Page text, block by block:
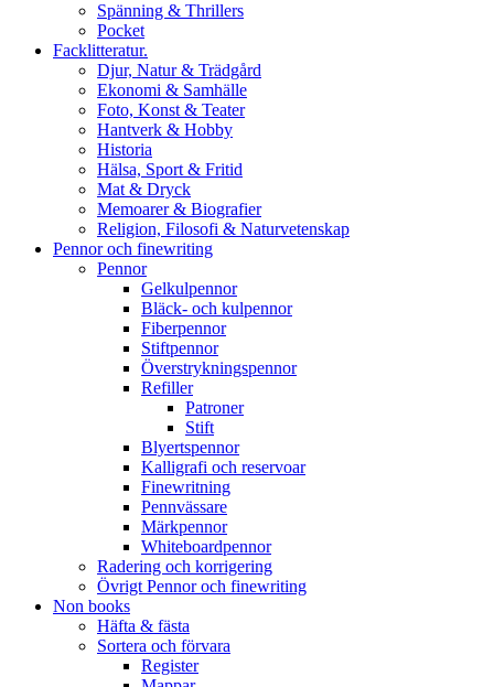
Spänning & Thrillers
Pocket
Facklitteratur.
Djur, Natur & Trädgård
Ekonomi & Samhälle
Foto, Konst & Teater
Hantverk & Hobby
Historia
Hälsa, Sport & Fritid
Mat & Dryck
Memoarer & Biografier
Religion, Filosofi & Naturvetenskap
Pennor och finewriting
Pennor
Gelkulpennor
Bläck- och kulpennor
Fiberpennor
Stiftpennor
Överstrykningspennor
Refiller
Patroner
Stift
Blyertspennor
Kalligrafi och reservoar
Finewritning
Pennvässare
Märkpennor
Whiteboardpennor
Radering och korrigering
Övrigt Pennor och finewriting
Non books
Häfta & fästa
Sortera och förvara
Register